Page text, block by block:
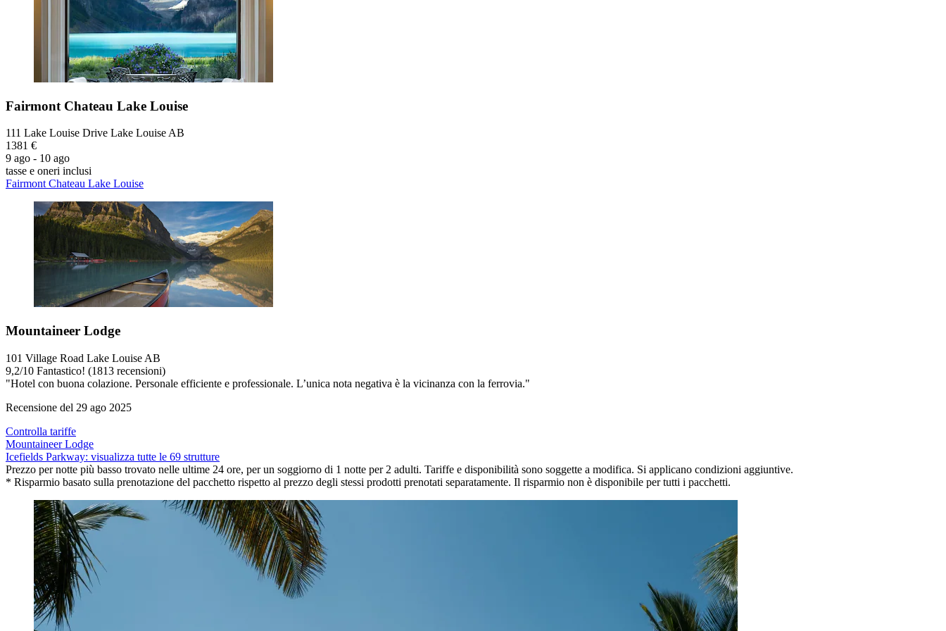
Fairmont Chateau Lake Louise
111 Lake Louise Drive Lake Louise AB
1381 €
9 ago - 10 ago
tasse e oneri inclusi
Fairmont Chateau Lake Louise
Mountaineer Lodge
101 Village Road Lake Louise AB
9,2/10 Fantastico! (1813 recensioni)
"Hotel con buona colazione. Personale efficiente e professionale. L’unica nota negativa è la vicinanza con la ferrovia."
Recensione del 29 ago 2025
Controlla tariffe
Mountaineer Lodge
Icefields Parkway: visualizza tutte le 69 strutture
Prezzo per notte più basso trovato nelle ultime 24 ore, per un soggiorno di 1 notte per 2 adulti. Tariffe e disponibilità sono soggette a modifica. Si applicano condizioni aggiuntive.
* Risparmio basato sulla prenotazione del pacchetto rispetto al prezzo degli stessi prodotti prenotati separatamente. Il risparmio non è disponibile per tutti i pacchetti.